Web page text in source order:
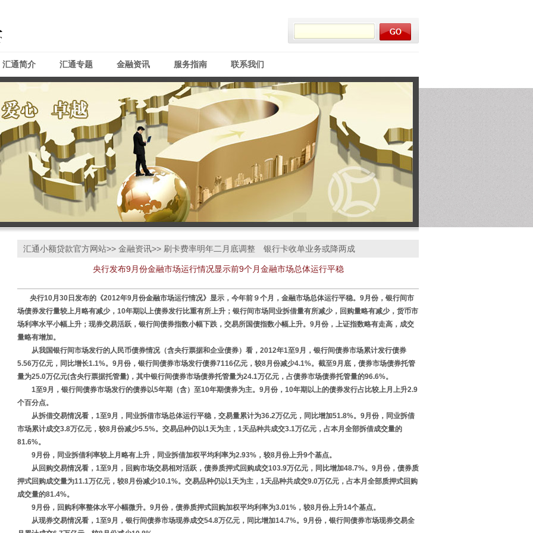
汇通简介 汇通专题 金融资讯 服务指南 联系我们
汇通小额贷款官方网站>> 金融资讯>> 刷卡费率明年二月底调整 银行卡收单业务或降两成
央行发布9月份金融市场运行情况显示前9个月金融市场总体运行平稳
央行10月30日发布的《2012年9月份金融市场运行情况》显示，今年前９个月，金融市场总体运行平稳。9月份，银行间市
场债券发行量较上月略有减少，10年期以上债券发行比重有所上升；银行间市场同业拆借量有所减少，回购量略有减少，货币市
场利率水平小幅上升；现券交易活跃，银行间债券指数小幅下跌，交易所国债指数小幅上升。9月份，上证指数略有走高，成交
量略有增加。
从我国银行间市场发行的人民币债券情况（含央行票据和企业债券）看，2012年1至9月，银行间债券市场累计发行债券
5.56万亿元，同比增长1.1%。9月份，银行间债券市场发行债券7116亿元，较8月份减少4.1%。截至9月底，债券市场债券托管
量为25.0万亿元(含央行票据托管量)，其中银行间债券市场债券托管量为24.1万亿元，占债券市场债券托管量的96.6%。
1至9月，银行间债券市场发行的债券以5年期（含）至10年期债券为主。9月份，10年期以上的债券发行占比较上月上升2.9
个百分点。
从拆借交易情况看，1至9月，同业拆借市场总体运行平稳，交易量累计为36.2万亿元，同比增加51.8%。9月份，同业拆借
市场累计成交3.8万亿元，较8月份减少5.5%。交易品种仍以1天为主，1天品种共成交3.1万亿元，占本月全部拆借成交量的
81.6%。
9月份，同业拆借利率较上月略有上升，同业拆借加权平均利率为2.93%，较8月份上升9个基点。
从回购交易情况看，1至9月，回购市场交易相对活跃，债券质押式回购成交103.9万亿元，同比增加48.7%。9月份，债券质
押式回购成交量为11.1万亿元，较8月份减少10.1%。交易品种仍以1天为主，1天品种共成交9.0万亿元，占本月全部质押式回购
成交量的81.4%。
9月份，回购利率整体水平小幅微升。9月份，债券质押式回购加权平均利率为3.01%，较8月份上升14个基点。
从现券交易情况看，1至9月，银行间债券市场现券成交54.8万亿元，同比增加14.7%。9月份，银行间债券市场现券交易全